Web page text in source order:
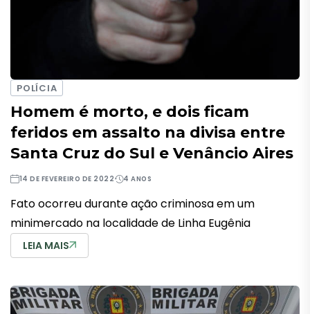
POLÍCIA
Homem é morto, e dois ficam
feridos em assalto na divisa entre
Santa Cruz do Sul e Venâncio Aires
14 DE FEVEREIRO DE 2022 4 ANOS
Fato ocorreu durante ação criminosa em um
minimercado na localidade de Linha Eugênia
LEIA MAIS